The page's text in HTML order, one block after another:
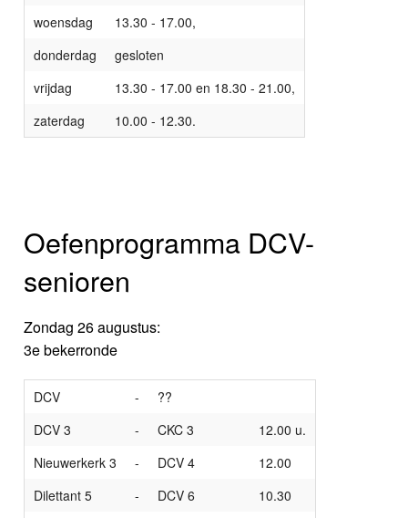
woensdag
13.30 - 17.00,
donderdag
gesloten
vrijdag
13.30 - 17.00 en 18.30 - 21.00,
zaterdag
10.00 - 12.30.
Oefenprogramma DCV-
senioren
Zondag 26 augustus:
3e bekerronde
DCV -
??
DCV 3
- CKC 3
12.00 u.
Nieuwerkerk 3
- DCV 4
12.00
Dilettant 5
- DCV 6
10.30